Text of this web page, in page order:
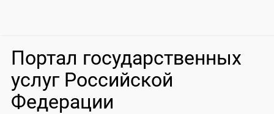
Портал государственных
услуг Российской
Федерации